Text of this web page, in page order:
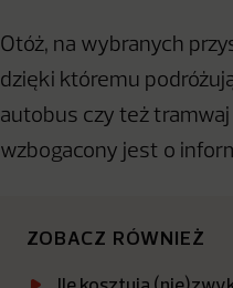
Otóż, na wybranych
dzięki któremu
autobus czy też
wzbogacony jest o
ZOBACZ RÓWNIEŻ